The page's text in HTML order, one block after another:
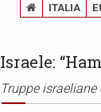
ITALIA
Israele:
Truppe